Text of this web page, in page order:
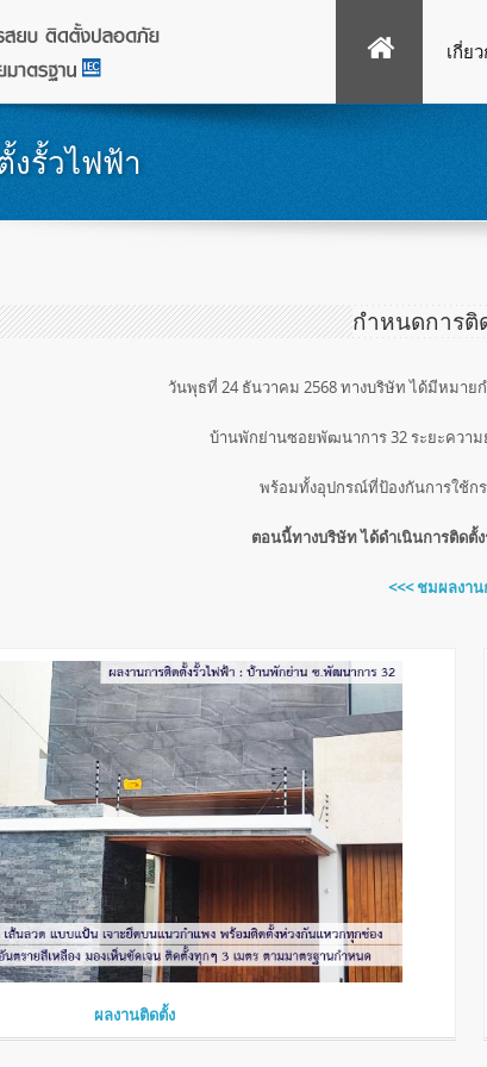
เกี่ย
รั้วไฟฟ้า
กำหนดการติ
วันพุธที่ 24 ธันวาคม 2568 ทางบริษัท ได้มีหมาย
บ้านพักย่านซอยพัฒนาการ 32 ระยะความ
พร้อมทั้งอุปกรณ์ที่ป้องกันการใช้ก
ตอนนี้ทางบริษัท ได้ดำเนินการติดตั้
<<< ชมผลงาน
ผลงานติดตั้ง